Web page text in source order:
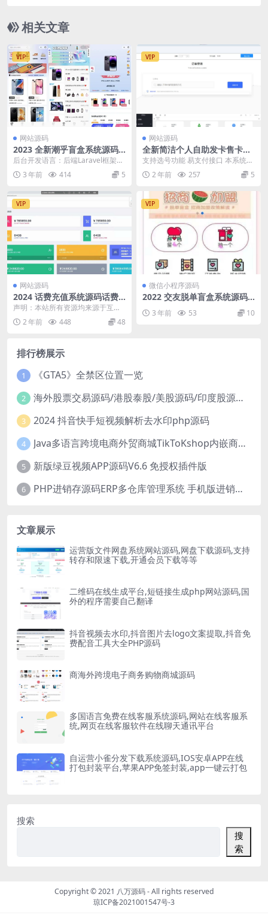
相关文章
VIP
网站源码
2023 全新潮乎盲盒系统源码
附搭建教程
后台开发语言：后端Laravel框架开
发 前端开发框架：uniapp+vue 环...
3 年前 414 5
VIP
网站源码
全新简洁个人自助发卡售卡系
统源码
支持选号功能 易支付接口 本系统由
采用thinkphp+layui开发 功能特
色...2 年前 257 5
VIP
网站源码
2024 话费充值系统源码话费
直充快充慢充系统源码
声明：本站所有资源均来源于互联
网收集，仅供学习参考使用，如若
本站内容侵犯了原著者...
2 年前 448 48
VIP
微信小程序源码
2022 交友脱单盲盒系统源码
3 年前 53 10
排行榜展示
1 《GTA5》全禁区位置一览
2 海外股票交易源码/港股泰股/美股源码/印度股源码/马拉西亚股票源码/国际股票配资
3 2024 抖音快手短视频解析去水印php源码
4 Java多语言跨境电商外贸商城TikToKshop内嵌商城I商家入驻I一键铺
5 新版绿豆视频APP源码V6.6 免授权插件版
6 PHP进销存源码ERP多仓库管理系统 手机版进销存 php网络版进销存小程序
文章展示
运营版文件网盘系统网站源码,网盘下载源码,支持
转存和限速下载,开通会员下载等等
二维码在线生成平台,短链接生成php网站源码,国
外的程序需要自己翻译
抖音视频去水印,抖音图片去logo文案提取,抖音免
费配音工具大全PHP源码
商海外跨境电子商务购物商城源码
多国语言免费在线客服系统源码,网站在线客服系
统,网页在线客服软件在线聊天通讯平台
自运营小雀分发下载系统源码,IOS安卓APP在线
打包封装平台,苹果APP免签封装,app一键云打包
搜索
搜
索
Copyright © 2021 八万源码- All rights reserved
琼ICP备2021001547号-3